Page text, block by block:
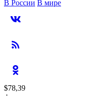
В России В мире
$78,39